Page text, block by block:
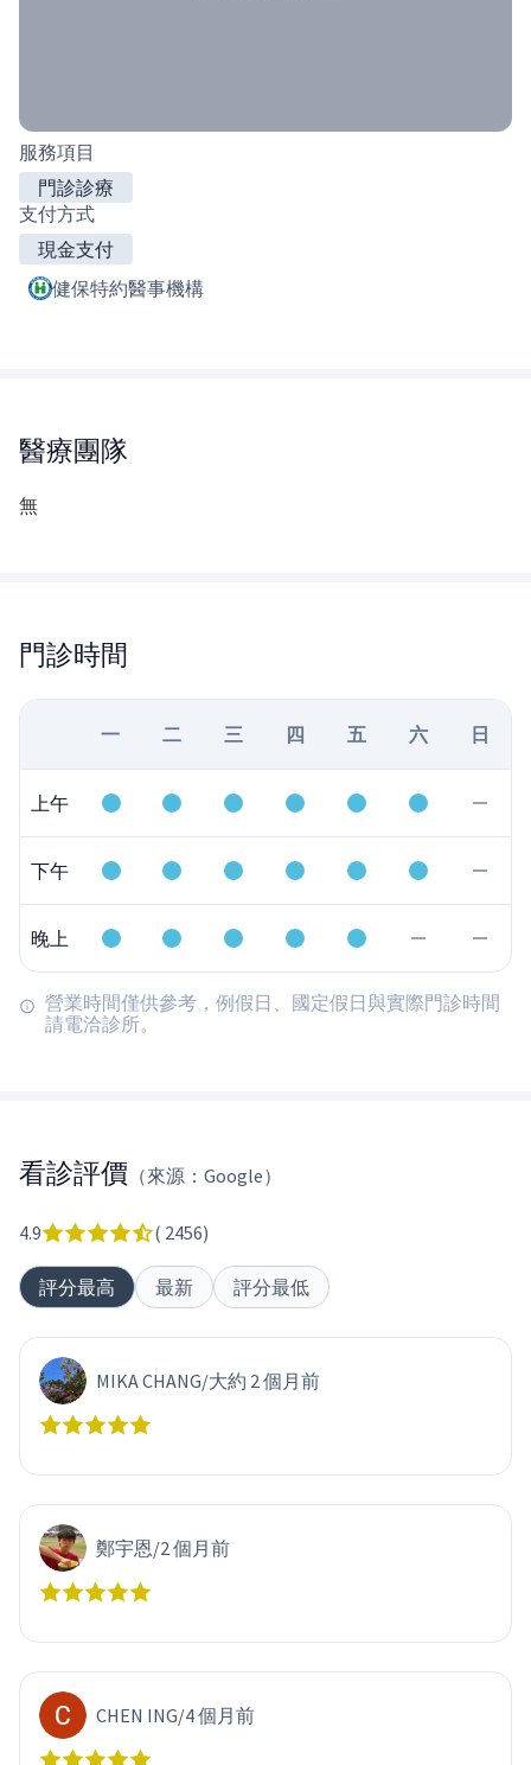
服務項目
門診診療
支付方式
現金支付
健保特約醫事機構
醫療團隊
無
門診時間
一 二 三 四 五 六 日
上午
下午
晚上
營業時間僅供參考，例假日、國定假日與實際門診時間
請電洽診所。
看診評價 （來源：Google）
4.9 ( 2456)
評分最高 最新 評分最低
MIKA CHANG/大約 2 個月前
鄭宇恩/2 個月前
CHEN ING/4 個月前